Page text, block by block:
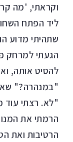
וקראתי, 'מה
ליד הפתח
שתהיתי מדוע
הגעתי למרחק
להסיט אותה,
"במנהרה?"
"לא. רצתי עוד
הרמתי את
הרטיבות ואת